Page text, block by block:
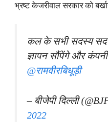
भ्रष्ट केजरीवाल सरकार को
कल के सभी सदस्य
ज्ञापन सौंपेंगे और
@रामवीरबिधूड़ी
– बीजेपी दिल्ली
2022